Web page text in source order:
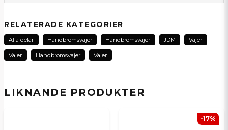
LIKNANDE PRODUKTER
-17%
Fråga oss om denna produkt...
RELATERADE KATEGORIER
Alla delar Handbromsvajer Handbromsvajer JDM Vajer
Vajer Handbromsvajer Vajer